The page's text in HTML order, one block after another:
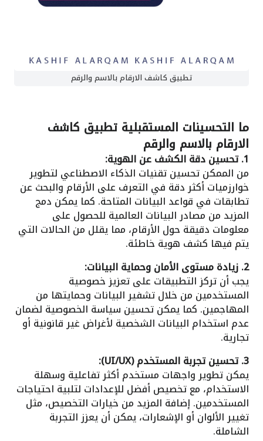
تطبيق كاشف الارقام بالاسم والرقم
ما التحسينات المستقبلية تطبيق كاشف
الارقام بالاسم والرقم
1. تحسين دقة الكشف عن الهوية:
من الممكن تحسين تقنيات الذكاء الاصطناعي لتطوير
خوارزميات أكثر دقة في التعرف على الأرقام والبحث عن
تطابقات في قواعد البيانات المتاحة. كما يمكن دمج
المزيد من مصادر البيانات العالمية للحصول على
معلومات دقيقة حول الأرقام، مما يقلل من الحالات التي
يتم فيها كشف هوية خاطئة.
2. زيادة مستوى الأمان وحماية البيانات:
يجب أن تركز التطبيقات على تعزيز خصوصية
المستخدمين من خلال تشفير البيانات وحمايتها من
المهاجمين. كما يمكن تحسين سياسة الخصوصية لضمان
عدم استخدام البيانات الشخصية لأغراض غير قانونية أو
تجارية.
3. تحسين تجربة المستخدم (UI/UX):
يمكن تطوير واجهات مستخدم أكثر تفاعلية وسهلة
الاستخدام، مع تخصيص أفضل للإعدادات لتلبية احتياجات
المستخدمين. إضافة المزيد من خيارات التخصيص، مثل
تغيير الألوان أو الإشعارات، يمكن أن يعزز التجربة
الشاملة.